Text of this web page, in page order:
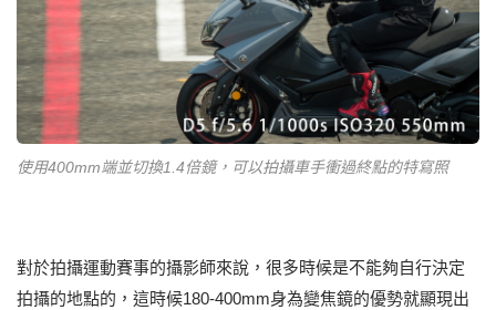
使用400mm端並切換1.4倍鏡，可以拍攝車手衝過終點的特寫照
對於拍攝運動賽事的攝影師來說，很多時候是不能夠自行決定
拍攝的地點的，這時候180-400mm身為變焦鏡的優勢就顯現出